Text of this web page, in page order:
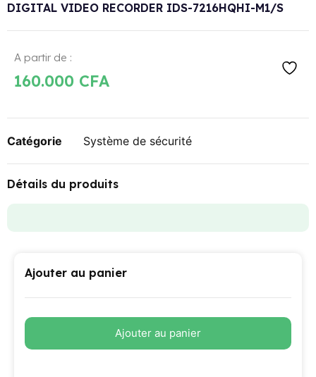
DIGITAL VIDEO RECORDER IDS-7216HQHI-M1/S
A partir de :
160.000 CFA
Catégorie Système de sécurité
Détails du produits
Ajouter au panier
Ajouter au panier